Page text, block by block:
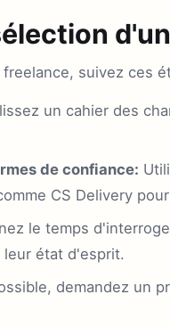
suivez ces
un cahier des
de confiance:
CS Delivery
le temps
état d'esprit.
demandez un